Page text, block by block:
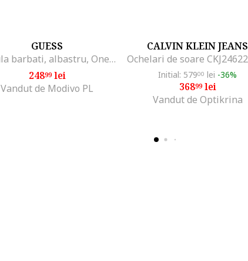
GUESS
Caciula barbati, albastru, One Size INTL
24899lei
Vandut de Modivo PL
CALVIN KLEIN JEANS
Initial: 57900 lei -36%
36899lei
Vandut de Optikrina